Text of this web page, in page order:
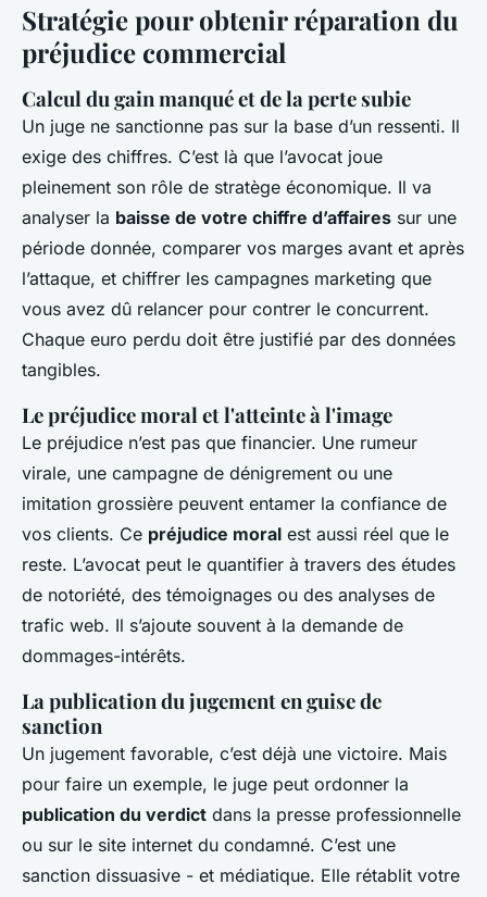
Stratégie pour obtenir réparation du
préjudice commercial
Calcul du gain manqué et de la perte subie
Un juge ne sanctionne pas sur la base d’un ressenti. Il
exige des chiffres. C’est là que l’avocat joue
pleinement son rôle de stratège économique. Il va
analyser la baisse de votre chiffre d’affaires sur une
période donnée, comparer vos marges avant et après
l’attaque, et chiffrer les campagnes marketing que
vous avez dû relancer pour contrer le concurrent.
Chaque euro perdu doit être justifié par des données
tangibles.
Le préjudice moral et l'atteinte à l'image
Le préjudice n’est pas que financier. Une rumeur
virale, une campagne de dénigrement ou une
imitation grossière peuvent entamer la confiance de
vos clients. Ce préjudice moral est aussi réel que le
reste. L’avocat peut le quantifier à travers des études
de notoriété, des témoignages ou des analyses de
trafic web. Il s’ajoute souvent à la demande de
dommages-intérêts.
La publication du jugement en guise de
sanction
Un jugement favorable, c’est déjà une victoire. Mais
pour faire un exemple, le juge peut ordonner la
publication du verdict dans la presse professionnelle
ou sur le site internet du condamné. C’est une
sanction dissuasive - et médiatique. Elle rétablit votre